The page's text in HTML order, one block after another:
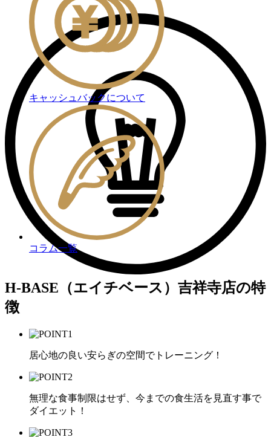
キャッシュバックについて
コラム一覧
H-BASE（エイチベース）吉祥寺店の特
徴
居心地の良い安らぎの空間でトレーニング！
無理な食事制限はせず、今までの食生活を見直す事で
ダイエット！